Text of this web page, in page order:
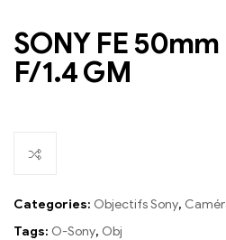
EN STOCK
SONY FE 50mm
F/1.4 GM
Categories: Objectifs Sony,
Tags: O-Sony, Obj